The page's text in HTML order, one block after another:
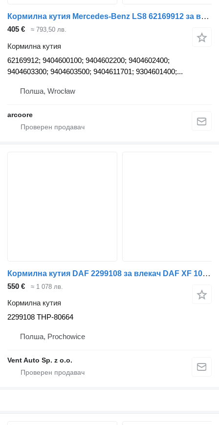
Кормилна кутия Mercedes-Benz LS8 62169912 за влекач Mercedes-Benz Actros MP2, MP3
405 € ≈ 793,50 лв.
Кормилна кутия
62169912; 9404600100; 9404602200; 9404602400;
9404603300; 9404603500; 9404611701; 9304601400;...
Полша, Wrocław
arcoore
Кормилна кутия DAF 2299108 за влекач DAF XF 106 G2 / XG
550 € ≈ 1 078 лв.
Кормилна кутия
2299108 THP-80664
Полша, Prochowice
Vent Auto Sp. z o.o.